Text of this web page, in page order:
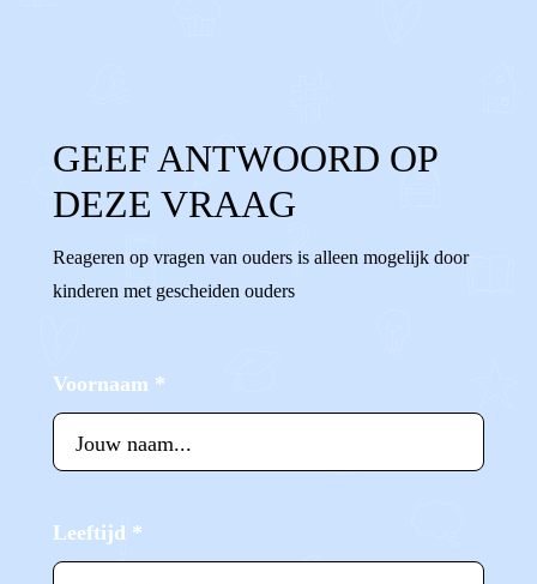
GEEF ANTWOORD OP
DEZE VRAAG
Reageren op vragen van ouders is alleen mogelijk door
kinderen met gescheiden ouders
Voornaam *
Leeftijd *